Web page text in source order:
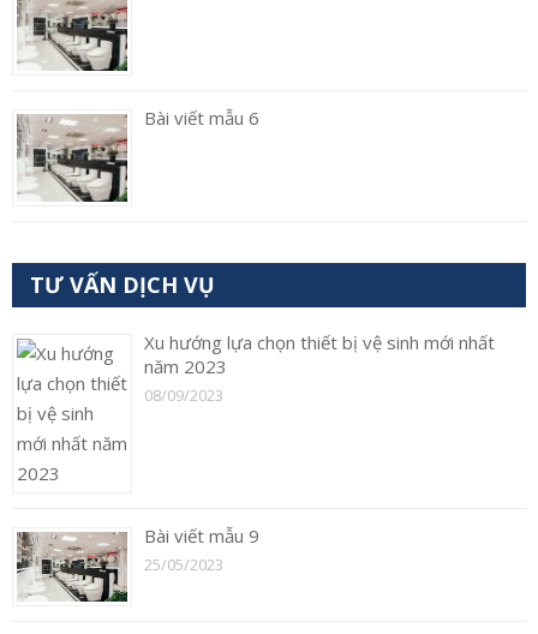
Bài viết mẫu 6
TƯ VẤN DỊCH VỤ
Xu hướng lựa chọn thiết bị vệ sinh mới nhất
năm 2023
08/09/2023
Bài viết mẫu 9
25/05/2023